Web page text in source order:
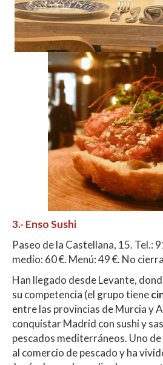
3.- Enso Sushi
Paseo de la Castellana, 15. Tel.:
medio: 60 €. Menú: 49 €. No
Han llegado desde Levante,
su competencia (el grupo tiene
entre las provincias de Murcia y
conquistar Madrid con sushi y
pescados mediterráneos. Uno
al comercio de pescado y ha